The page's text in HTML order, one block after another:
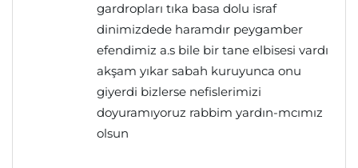
gardropları tıka basa dolu israf
dinimizdede haramdır peygamber
efendimiz a.s bile bir tane elbisesi vardı
akşam yıkar sabah kuruyunca onu
giyerdi bizlerse nefislerimizi
doyuramıyoruz rabbim yardın-mcımız
olsun